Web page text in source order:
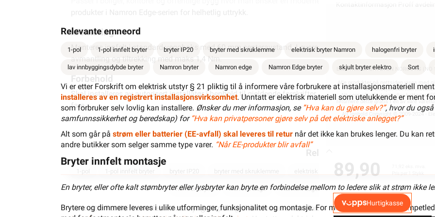
Montering
Monteres innfelt i standard veggboks med 60 mm senteravstand. Leveres med skruklemmer for rask og
avmantling og tiltrekking med maks 1,4 Nm.
Skal installeres av autorisert installatør i henhold til gjeldende forskrifter. Kun for bruk i tørre rom.
fare.
Namron bryter Namron edge Namron Edge bryter skjult bryter elektro Sort
Vi er etter Forskrift om elektrisk utstyr § 21 pliktig til å informere våre forbrukere at installasjonsmateriell
ELEKTROIMPORTØREN NORGE AS
Alle produkter på nettsiden vises med
installasjon kan kun
Alt som går på strøm eller batterier
returnere dette gratis i en av våre
Alt innhold Copyright © 2009-2024 -
89,90
Hurtigkasse
Relevante emneord
1-pol 1-pol innfelt bryter bryter IP20 bryter med skruklemme elektrisk bryter Namron halogenfri bryter
lav innbyggingsdybde bryter Namron bryter Namron edge Namron Edge bryter skjult bryter elektro Sort
Vi er etter Forskrift om elektrisk utstyr § 21 pliktig til å informere våre forbrukere at installasjonsmateriell
installeres av en registrert installasjonsvirksomhet. Unntatt er elektrisk materiell som utelukkende er ment
som forbruker selv lovlig kan installere. Ønsker du mer informasjon, se ”Hva kan du gjøre selv?”, hvor du
samfunnssikkerhet og beredskap) for “Hva kan privatpersoner gjøre selv på det elektriske anlegget?”
Alt som går påstrøm eller batterier (EE-avfall) skal leveres til retur når det ikke kan brukes lenger. Du kan
andre butikker som selger samme type varer. “Når EE-produkter blir avfall”
Bryter innfelt montasje
En bryter, eller ofte kalt stømbryter eller lysbryter kan bryte en forbindelse mellom to ledere slik at strøm ikke
Brytere og dimmere leveres i ulike utforminger, funksjonalitet og montasje. For montering direkte på